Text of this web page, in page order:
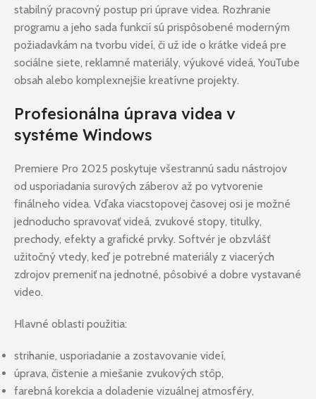
stabilný pracovný postup pri úprave videa. Rozhranie
programu a jeho sada funkcií sú prispôsobené moderným
požiadavkám na tvorbu videí, či už ide o krátke videá pre
sociálne siete, reklamné materiály, výukové videá, YouTube
obsah alebo komplexnejšie kreatívne projekty.
Profesionálna úprava videa v
systéme Windows
Premiere Pro 2025 poskytuje všestrannú sadu nástrojov
od usporiadania surových záberov až po vytvorenie
finálneho videa. Vďaka viacstopovej časovej osi je možné
jednoducho spravovať videá, zvukové stopy, titulky,
prechody, efekty a grafické prvky. Softvér je obzvlášť
užitočný vtedy, keď je potrebné materiály z viacerých
zdrojov premeniť na jednotné, pôsobivé a dobre vystavané
video.
Hlavné oblasti použitia:
strihanie, usporiadanie a zostavovanie videí,
úprava, čistenie a miešanie zvukových stôp,
farebná korekcia a doladenie vizuálnej atmosféry,